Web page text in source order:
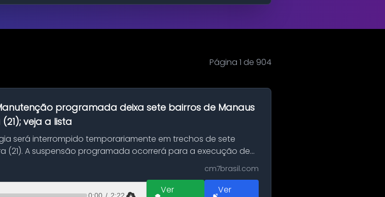
Página 1 de 904
programada deixa sete bairros de Manaus
veja a lista
será interrompido temporariamente em trechos de sete
(21). A suspensão programada ocorrerá para a execução de
cm7brasil.com
0:00 / 2:22
Ver
Ver